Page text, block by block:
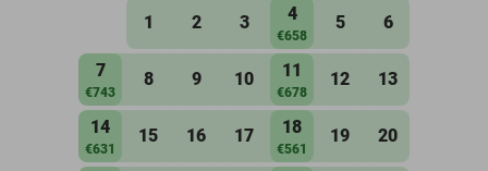
1 2 3 4
€658
5 6
7
€743
8 9 10 11
€678
12 13
14
€631
15 16 17 18
€561
19 20